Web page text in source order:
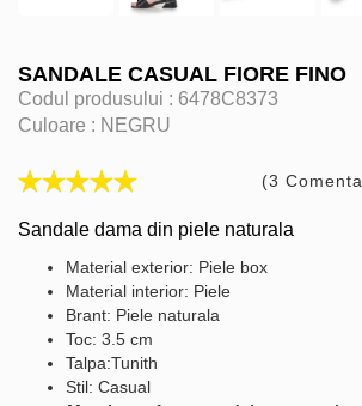
SANDALE CASUAL FIORE FINO
Codul produsului : 6478C8373
Culoare : NEGRU
(3
Sandale dama din piele naturala
Material exterior: Piele box
Material interior: Piele
Brant: Piele naturala
Toc: 3.5 cm
Talpa:Tunith
Stil: Casual